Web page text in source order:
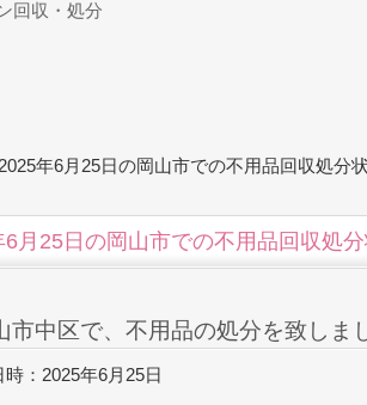
回収・処分
2025年6月25日の岡山市での不用品回収処分
6月25日の岡山市での不用品回収処
市中区で、不用品の処分を致しま
：2025年6月25日